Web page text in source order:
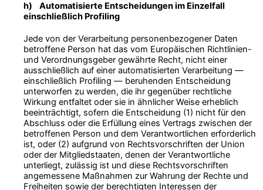
h) Automatisierte Entscheidungen im Einzelfall
einschließlich Profiling
Jede von der Verarbeitung personenbezogener Daten
betroffene Person hat das vom Europäischen Richtlinien-
und Verordnungsgeber gewährte Recht, nicht einer
ausschließlich auf einer automatisierten Verarbeitung —
einschließlich Profiling — beruhenden Entscheidung
unterworfen zu werden, die ihr gegenüber rechtliche
Wirkung entfaltet oder sie in ähnlicher Weise erheblich
beeinträchtigt, sofern die Entscheidung (1) nicht für den
Abschluss oder die Erfüllung eines Vertrags zwischen der
betroffenen Person und dem Verantwortlichen erforderlich
ist, oder (2) aufgrund von Rechtsvorschriften der Union
oder der Mitgliedstaaten, denen der Verantwortliche
unterliegt, zulässig ist und diese Rechtsvorschriften
angemessene Maßnahmen zur Wahrung der Rechte und
Freiheiten sowie der berechtigten Interessen der